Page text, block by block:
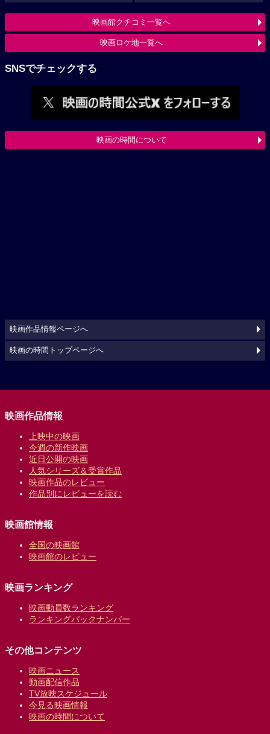
映画館クチコミ一覧へ
映画ロケ地一覧へ
SNSでチェックする
映画の時間について
映画作品情報ページへ
映画の時間トップページへ
映画作品情報
上映中の映画
今週の新作映画
近日公開の映画
人気シリーズ＆受賞作品
映画作品のレビュー
作品別にレビューを読む
映画館情報
全国の映画館
映画館のレビュー
映画ランキング
映画動員数ランキング
ランキングバックナンバー
その他コンテンツ
映画ニュース
動画配信作品
TV放映スケジュール
今見る映画情報
映画の時間について